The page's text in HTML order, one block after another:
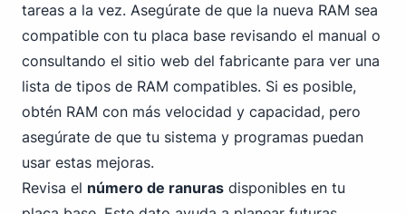
tareas a la vez. Asegúrate de que la nueva RAM sea
compatible con tu placa base revisando el manual o
consultando el sitio web del fabricante para ver una
lista de tipos de RAM compatibles. Si es posible,
obtén RAM con más velocidad y capacidad, pero
asegúrate de que tu sistema y programas puedan
usar estas mejoras.
Revisa el número de ranuras disponibles en tu